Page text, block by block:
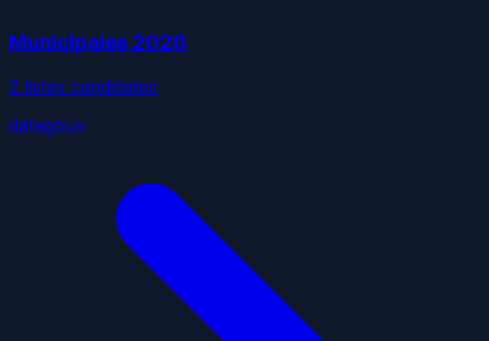
Municipales 2020
2 listes candidates
datagouv